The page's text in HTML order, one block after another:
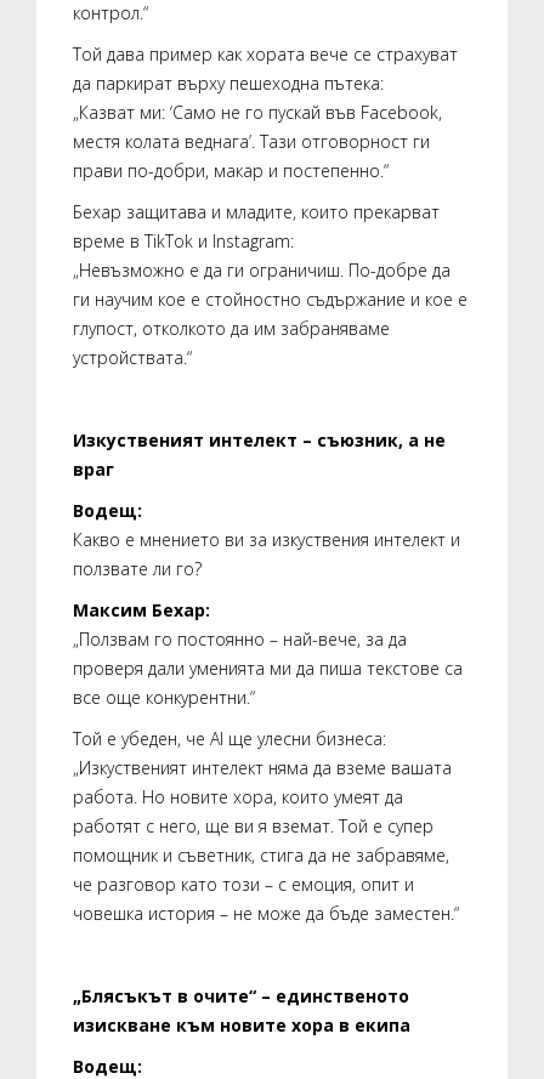
контрол.“
Той дава пример как хората вече се страхуват
да паркират върху пешеходна пътека:
„Казват ми: ‘Само не го пускай във Facebook,
местя колата веднага’. Тази отговорност ги
прави по-добри, макар и постепенно.“
Бехар защитава и младите, които прекарват
време в TikTok и Instagram:
„Невъзможно е да ги ограничиш. По-добре да
ги научим кое е стойностно съдържание и кое е
глупост, отколкото да им забраняваме
устройствата.“
Изкуственият интелект – съюзник, а не
враг
Водещ:
Какво е мнението ви за изкуствения интелект и
ползвате ли го?
Максим Бехар:
„Ползвам го постоянно – най-вече, за да
проверя дали уменията ми да пиша текстове са
все още конкурентни.“
Той е убеден, че AI ще улесни бизнеса:
„Изкуственият интелект няма да вземе вашата
работа. Но новите хора, които умеят да
работят с него, ще ви я вземат. Той е супер
помощник и съветник, стига да не забравяме,
че разговор като този – с емоция, опит и
човешка история – не може да бъде заместен.“
„Блясъкът в очите“ – единственото
изискване към новите хора в екипа
Водещ: